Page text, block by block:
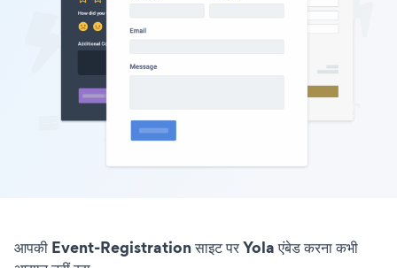
आपकी Event-Registration साइट पर Yola एंबेड करना कभी